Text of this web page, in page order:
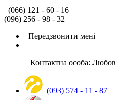
(066) 121 - 60 - 16
(096) 256 - 98 - 32
Передзвонити мені
Контактна особа: Любов
(093) 574 - 11 - 87